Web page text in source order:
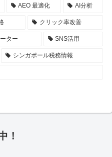
AEO 最適化 AI分析
クリック率改善
ター SNS活用
シンガポール税務情報
！